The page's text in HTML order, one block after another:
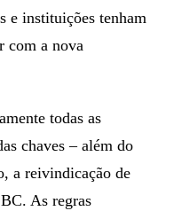
e instituições tenham
com a nova
todas as
chaves – além do
a reivindicação de
As regras